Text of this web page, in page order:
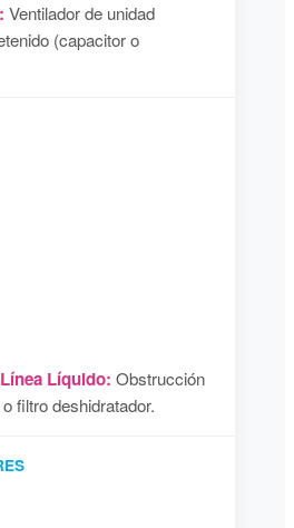
Ventilador de unidad
(capacitor o
Líquido: Obstrucción
filtro deshidratador.